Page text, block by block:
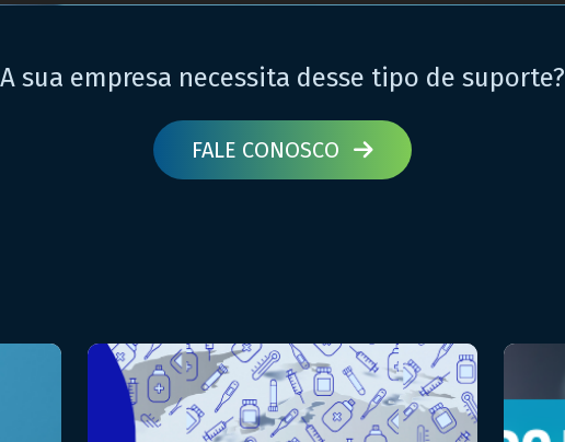
A sua empresa necessita desse tipo de suporte?
FALE CONOSCO